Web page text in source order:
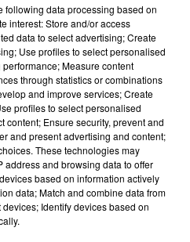
sec)
6 sec
11/12/25 À 07H30
en Lozère et sur
reportages de nos
following data processing based on
interest: Store and/or access
data to select advertising; Create
Use profiles to select personalised
Measure content
through statistics or combinations
and improve services; Create
profiles to select personalised
content; Ensure security, prevent and
and present advertising and content;
These technologies may
address and browsing data to offer
based on information actively
data; Match and combine data from
Identify devices based on